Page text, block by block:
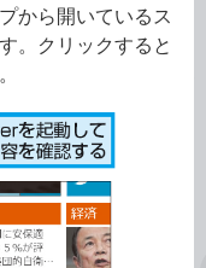
から開いているス
。クリックすると